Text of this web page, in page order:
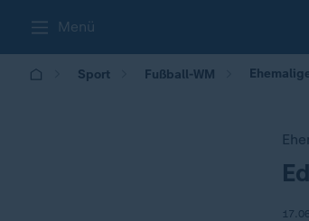
Menü
Sport Fußball-WM
: